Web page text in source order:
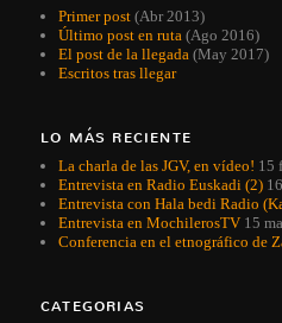
Primer post (Abr 2013)
Último post en ruta (Ago 2016)
El post de la llegada (May 2017)
Escritos tras llegar
LO MÁS RECIENTE
La charla de las JGV, en vídeo! 15
Entrevista en Radio Euskadi (2)
Entrevista con Hala bedi Radio
Entrevista en MochilerosTV 15
Conferencia en el etnográfico de
CATEGORIAS